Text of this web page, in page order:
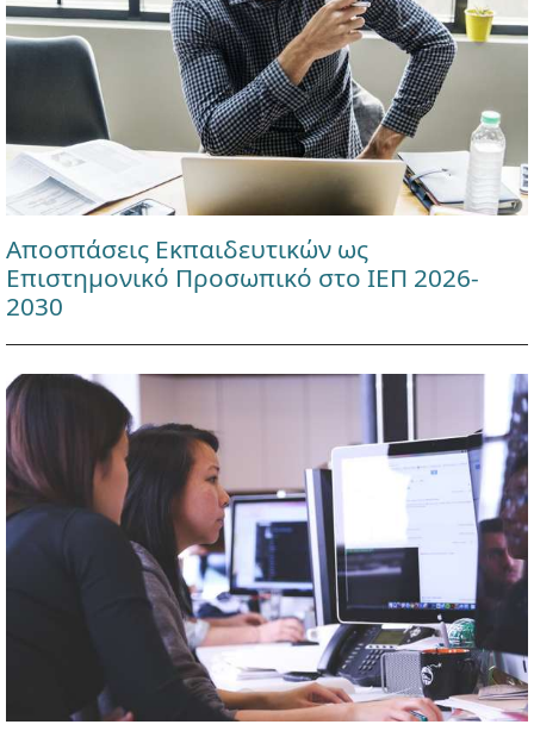
Αποσπάσεις Εκπαιδευτικών ως
Επιστημονικό Προσωπικό στο ΙΕΠ 2026-
2030